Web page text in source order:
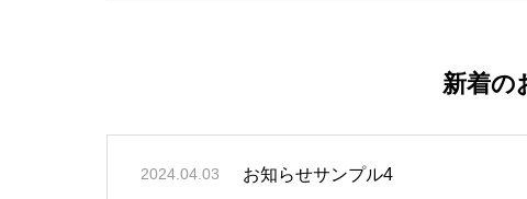
新着の
2024.04.03 お知らせサンプル4